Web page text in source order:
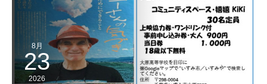
8月
23
2026